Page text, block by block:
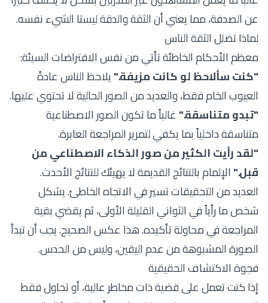
عن الصدفة، مما يعني أن الثقة والدقة ليستا الشيء نفسه.
لماذا تضلل الثقة الناس
معظم الأحكام الخاطئة تأتي من نفس الافتراضات السيئة:
"كنت سألاحظ لو كانت مزيفة."يلاحظ الناس عادةً
العيوب الخام فقط، والعديد من الصور الحالية لا تحتوي عليها.
"تبدو متناسقة." غالباً ما تكون الصور الاصطناعية
متناسقة داخلياً بما يكفي لتمرير المراجعة العابرة.
"لقد رأيت الكثير من صور الذكاء الاصطناعي من
قبل." الإلمام بالنتائج القديمة لا يهيئك للنتائج الأحدث.
العديد من التحقيقات تسير في الاتجاه الخاطئ. يشكل
شخص ما رأياً في الثواني القليلة الأولى، ثم يقضي بقية
المراجعة في محاولة تأكيده. هذا عكس الصحيح. يجب أن تبدأ
الصورة المشبوهة من عدم اليقين، وليس من الحدس.
فجوة الاكتشاف الحقيقية
إذا كنت تعمل على قضية ذات مخاطر عالية، أو تحاول فقط